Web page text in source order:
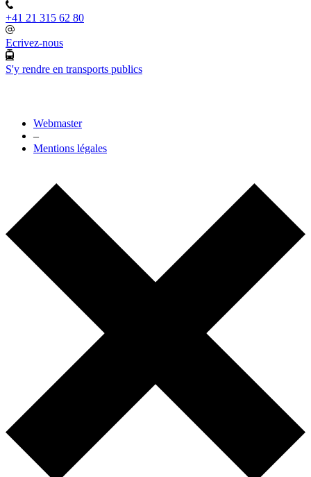
+41 21 315 62 80
Ecrivez-nous
S'y rendre en transports publics
Webmaster
–
Mentions légales